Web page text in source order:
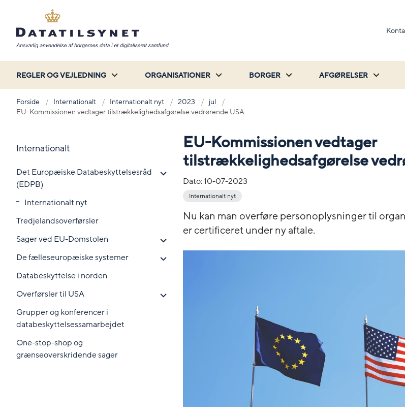
REGLER OG VEJLEDNING ORGANISATIONER BORGER AFGØRELSER
Forside Internationalt Internationalt nyt 2023
jul
EU-Kommissionen vedtager tilstrækkelighedsafgørelse vedrørende USA
Internationalt
Det Europæiske Databeskyttelsesråd
(EDPB)
Internationalt nyt
Tredjelandsoverførsler
Sager ved EU-Domstolen
De fælleseuropæiske systemer
Databeskyttelse i norden
Overførsler til USA
Grupper og konferencer i
databeskyttelsessamarbejdet
One-stop-shop og
grænseoverskridende sager
EU-Kommissionen vedtager
tilstrækkelighedsafgørelse
Dato:10-07-2023
Internationalt nyt
Nu kan man overføre personoplysninger til
er certificeret under ny aftale.